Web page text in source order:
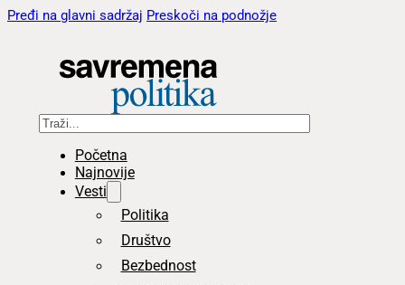
Pređi na glavni sadržaj Preskoči na podnožje
Pretraga
Početna
Najnovije
Vesti
Politika
Društvo
Bezbednost